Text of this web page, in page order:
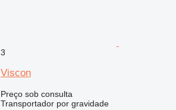
3
Viscon
Preço sob consulta
Transportador por gravidade